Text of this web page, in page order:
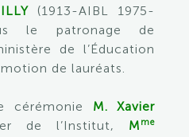
(1913-AIBL 1975-
le patronage de
de l’Éducation
de lauréats.
cérémonie
M. Xavier
de l’Institut, M me